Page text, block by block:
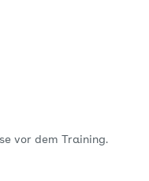
vor dem Training.